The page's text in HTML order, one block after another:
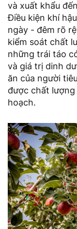
và xuất khẩu
Điều kiện khí
ngày - đêm rõ
kiểm soát chất
những trái táo
và giá trị dinh
ăn của người
được chất
hoạch.